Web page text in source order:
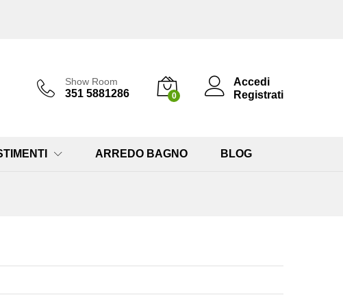
Show Room
351 5881286 0
Accedi
Registrati
ARREDO BAGNO BLOG